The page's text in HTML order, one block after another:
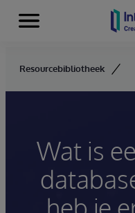
Skip to content
Menu
Resourcebibliotheek
Wat is